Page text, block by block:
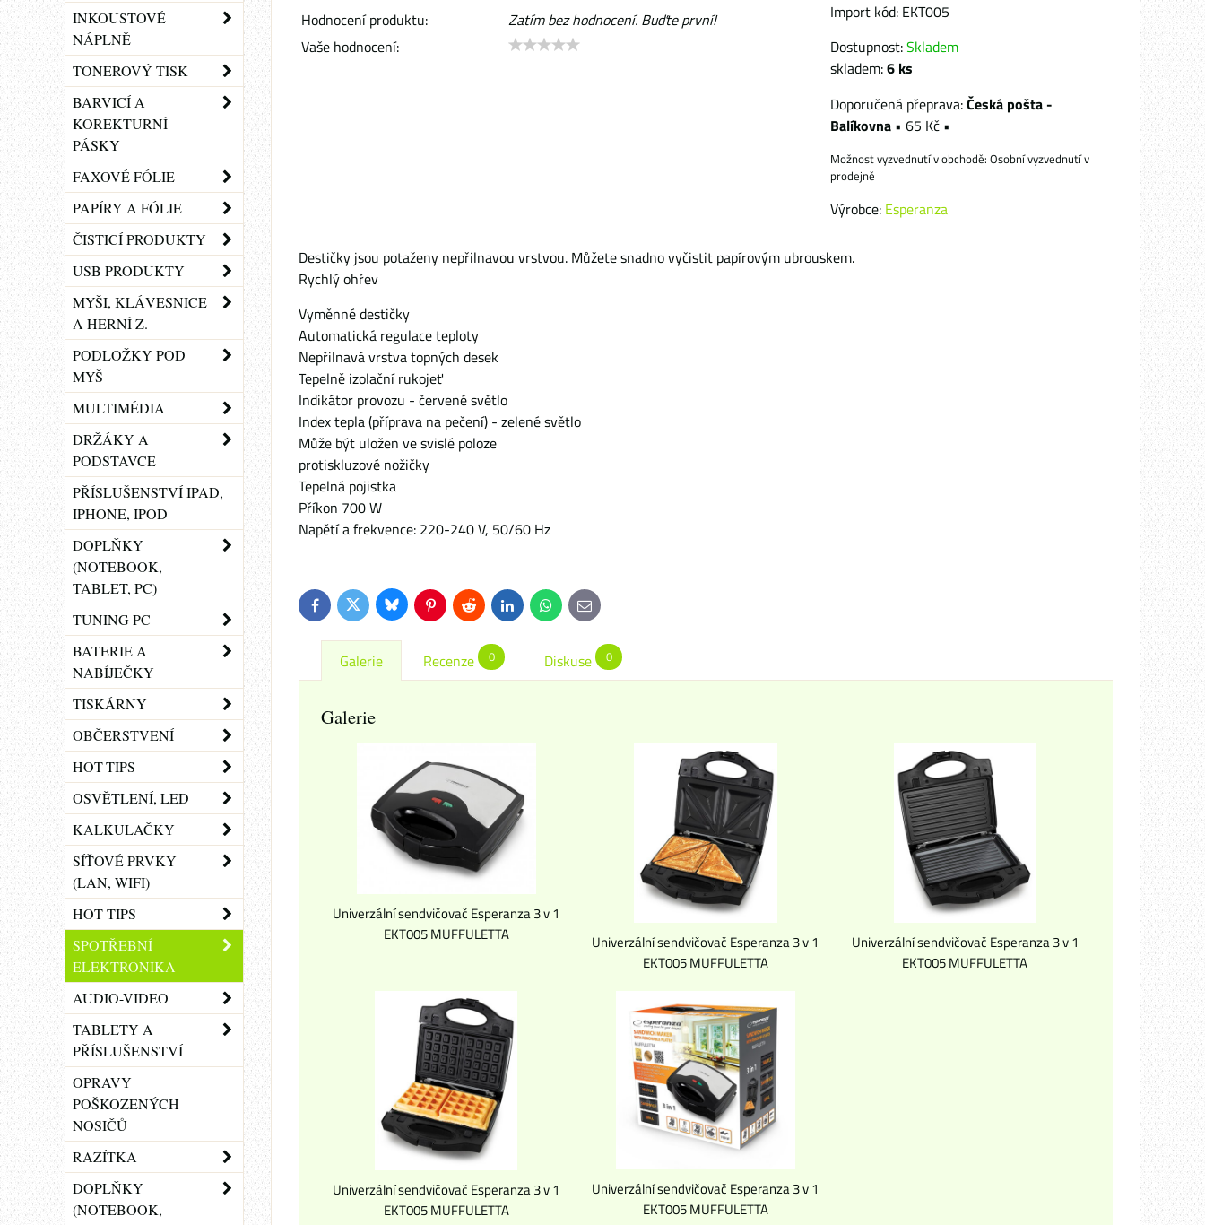
Hodnocení produktu:
Zatím bez hodnocení. Buďte první!
Vaše hodnocení:
Import kód: EKT005
Dostupnost:Skladem
skladem:6 ks
Česká pošta -
Balíkovna • 65 Kč •
Osobní vyzvednutí v
prodejně
Výrobce: Esperanza
Destičky jsou potaženy nepřilnavou vrstvou. Můžete snadno vyčistit papírovým ubrouskem.
Rychlý ohřev
Vyměnné destičky
Automatická regulace teploty
Nepřilnavá vrstva topných desek
Tepelně izolační rukojeť
Indikátor provozu - červené světlo
Index tepla (příprava na pečení) - zelené světlo
Může být uložen ve svislé poloze
protiskluzové nožičky
Tepelná pojistka
Příkon 700 W
Napětí a frekvence: 220-240 V, 50/60 Hz
FacebookTwitterBlueskyPinterestReddit LinkedInWhatsApp
E-
mail
Galerie Recenze 0 Diskuse 0
Galerie
Univerzální sendvičovač Esperanza 3 v 1
EKT005 MUFFULETTA
Univerzální sendvičovač Esperanza 3 v 1
EKT005 MUFFULETTA
Univerzální sendvičovač Esperanza 3 v 1
EKT005 MUFFULETTA
Univerzální sendvičovač Esperanza 3 v 1
EKT005 MUFFULETTA
Univerzální sendvičovač Esperanza 3 v 1
EKT005 MUFFULETTA
INKOUSTOVÉ
NÁPLNĚ
TONEROVÝ TISK
BARVICÍ A
KOREKTURNÍ
PÁSKY
FAXOVÉ FÓLIE
PAPÍRY A FÓLIE
ČISTICÍ PRODUKTY
USB PRODUKTY
MYŠI, KLÁVESNICE
A HERNÍ Z.
PODLOŽKY POD
MYŠ
MULTIMÉDIA
DRŽÁKY A
PODSTAVCE
PŘÍSLUŠENSTVÍ IPAD,
IPHONE, IPOD
DOPLŇKY
(NOTEBOOK,
TABLET, PC)
TUNING PC
BATERIE A
NABÍJEČKY
TISKÁRNY
OBČERSTVENÍ
HOT-TIPS
OSVĚTLENÍ, LED
KALKULAČKY
SÍŤOVÉ PRVKY
(LAN, WIFI)
HOT TIPS
SPOTŘEBNÍ
ELEKTRONIKA
AUDIO-VIDEO
TABLETY A
PŘÍSLUŠENSTVÍ
OPRAVY
POŠKOZENÝCH
NOSIČŮ
RAZÍTKA
DOPLŇKY
(NOTEBOOK,